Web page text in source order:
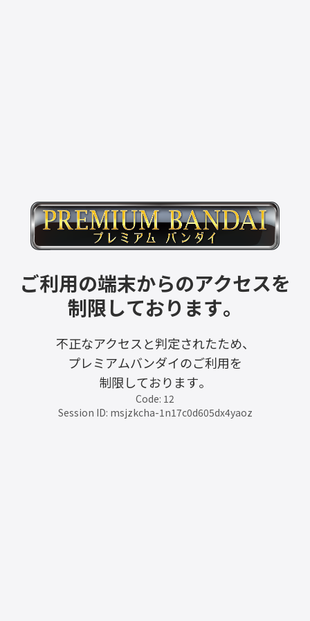
ご利用の端末からのアクセスを
制限しております。
不正なアクセスと判定されたため、
プレミアムバンダイのご利用を
制限しております。
Code: 12
Session ID: msjzkcha-1n17c0d605dx4yaoz